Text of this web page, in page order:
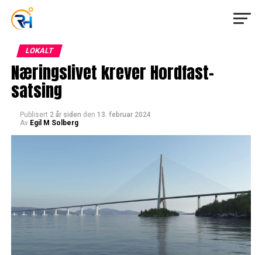
LOKALT
Næringslivet krever Hordfast-
satsing
Publisert 2 år siden den 13. februar 2024
Av Egil M Solberg